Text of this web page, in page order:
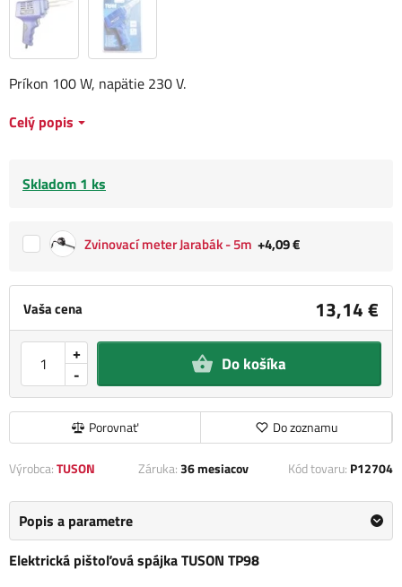
Vaša cena 13,14 €
-
+ Do košíka
Porovnať Do zoznamu
Príkon 100 W, napätie 230 V.
Celý popis
Skladom 1 ks
Zvinovací meter Jarabák - 5m +4,09 €
Výrobca:TUSON Záruka:36 mesiacov Kód tovaru: P12704
Popis a parametre
Elektrická pištoľová spájka TUSON TP98